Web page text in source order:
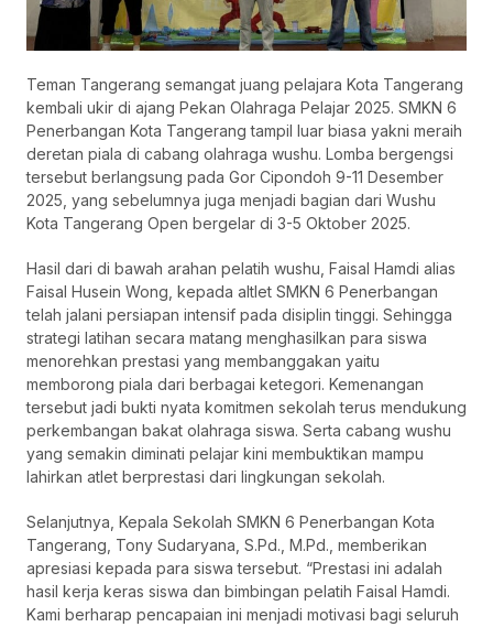
Teman Tangerang semangat juang pelajara Kota Tangerang
kembali ukir di ajang Pekan Olahraga Pelajar 2025. SMKN 6
Penerbangan Kota Tangerang tampil luar biasa yakni meraih
deretan piala di cabang olahraga wushu. Lomba bergengsi
tersebut berlangsung pada Gor Cipondoh 9-11 Desember
2025, yang sebelumnya juga menjadi bagian dari Wushu
Kota Tangerang Open bergelar di 3-5 Oktober 2025.
Hasil dari di bawah arahan pelatih wushu, Faisal Hamdi alias
Faisal Husein Wong, kepada altlet SMKN 6 Penerbangan
telah jalani persiapan intensif pada disiplin tinggi. Sehingga
strategi latihan secara matang menghasilkan para siswa
menorehkan prestasi yang membanggakan yaitu
memborong piala dari berbagai ketegori. Kemenangan
tersebut jadi bukti nyata komitmen sekolah terus mendukung
perkembangan bakat olahraga siswa. Serta cabang wushu
yang semakin diminati pelajar kini membuktikan mampu
lahirkan atlet berprestasi dari lingkungan sekolah.
Selanjutnya, Kepala Sekolah SMKN 6 Penerbangan Kota
Tangerang, Tony Sudaryana, S.Pd., M.Pd., memberikan
apresiasi kepada para siswa tersebut. “Prestasi ini adalah
hasil kerja keras siswa dan bimbingan pelatih Faisal Hamdi.
Kami berharap pencapaian ini menjadi motivasi bagi seluruh